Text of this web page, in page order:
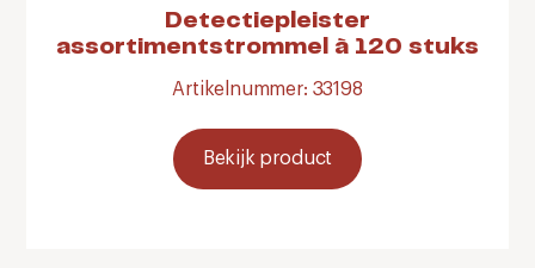
Detectiepleister
assortimentstrommel à 120 stuks
Artikelnummer: 33198
Bekijk product